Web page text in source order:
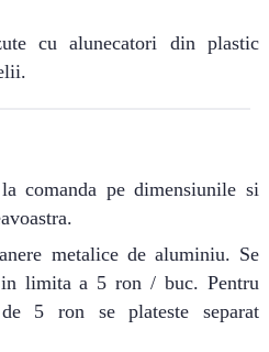
cu alunecatori din plastic
comanda pe dimensiunile si
metalice de aluminiu. Se
limita a 5 ron / buc. Pentru
5 ron se plateste separat